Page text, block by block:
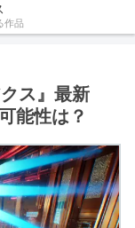
作品
ス』最新
能性は？